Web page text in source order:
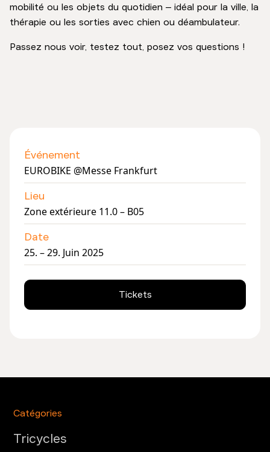
Événement
EUROBIKE @Messe Frankfurt
Lieu
Zone extérieure 11.0 – B05
Date
25. – 29. Juin 2025
Tickets
mobilité ou les objets du quotidien – idéal pour la ville, la
thérapie ou les sorties avec chien ou déambulateur.
Passez nous voir, testez tout, posez vos questions !
Catégories
Tricycles